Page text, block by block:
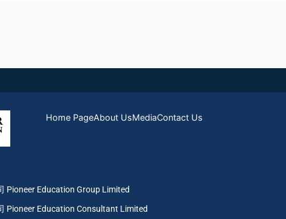
Home PageAbout UsMediaContact Us
Pioneer Education Group Limited
Pioneer Education Consultant Limited